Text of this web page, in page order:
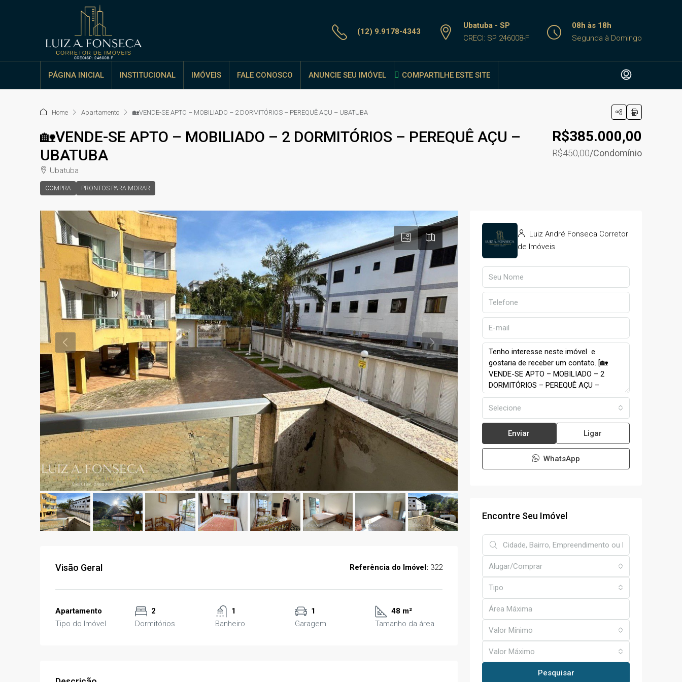
(12) 9.9178-4343
Ubatuba - SP
CRECI: SP 246008-F
08h às 18h
Segunda à Domingo
PÁGINA INICIAL INSTITUCIONAL IMÓVEIS FALE CONOSCO ANUNCIE SEU IMÓVEL COMPARTILHE ESTE SITE
Home Apartamento 🏡VENDE-SE APTO – MOBILIADO – 2 DORMITÓRIOS – PEREQUÊ AÇU – UBATUBA
🏡VENDE-SE APTO – MOBILIADO – 2 DORMITÓRIOS – PEREQUÊ AÇU –
UBATUBA
Ubatuba
COMPRA PRONTOS PARA MORAR
R$385.000,00
R$450,00/Condomínio
Visão Geral Referência do Imóvel: 322
Apartamento
Tipo do Imóvel
2
Dormitórios
1
Banheiro
1
Garagem
48 m²
Tamanho da área
Luiz André Fonseca Corretor
de Imóveis
Selecione
Enviar Ligar
WhatsApp
Encontre Seu Imóvel
Alugar/Comprar
Tipo
Valor Mínimo
Valor Máximo
Pesquisar